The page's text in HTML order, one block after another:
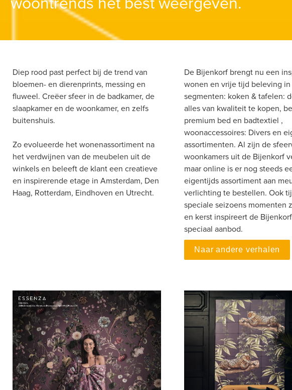
woontrends het best weergeven.
Diep rood past perfect bij de trend van
bloemen- en dierenprints, messing en
fluweel. Creëer sfeer in de badkamer, de
slaapkamer en de woonkamer, en zelfs
buitenshuis.
Zo evolueerde het wonenassortiment na
het verdwijnen van de meubelen uit de
winkels en beleeft de klant een creatieve
en inspirerende etage in Amsterdam, Den
Haag, Rotterdam, Eindhoven en Utrecht.
De Bijenkorf brengt nu een
wonen en vrije tijd beleving
segmenten: koken & tafelen:
alles van kwaliteit te kopen,
premium bed en badtextiel ,
woonaccessoires: Divers en
assortimenten. Al zijn de
woonkamers uit de Bijenkorf
maar online is er nog steeds
eigentijds assortiment aan
verlichting te bestellen. Ook
speciale seizoens momenten
en kerst inspireert de
speciaal aanbod.
Naar andere verhalen